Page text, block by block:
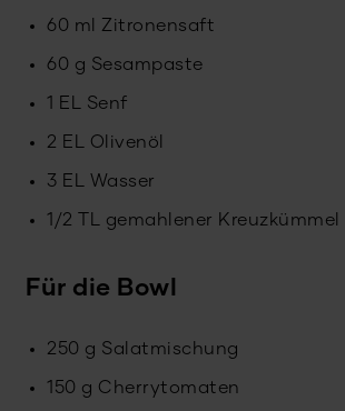
60 ml Zitronensaft
60 g Sesampaste
1 EL Senf
2 EL Olivenöl
3 EL Wasser
1/2 TL gemahlener Kreuzkümmel
Für die Bowl
250 g Salatmischung
150 g Cherrytomaten